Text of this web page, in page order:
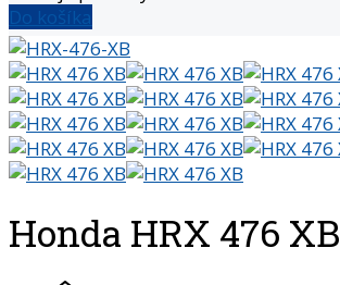
Do košíka
Honda HRX 476 XB